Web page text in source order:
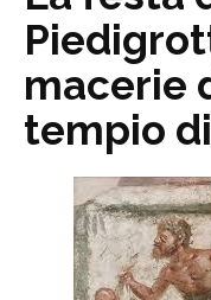
macerie
tempio